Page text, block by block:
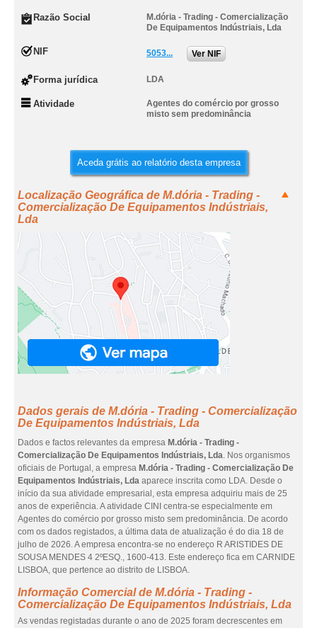
Razão Social
M.dória - Trading - Comercialização
De Equipamentos Indústriais, Lda
NIF 5053... Ver NIF
Forma jurídica LDA
Atividade
Agentes do comércio por grosso
misto sem predominância
Aceda grátis ao relatório desta empresa
Localização Geográfica de M.dória - Trading -
Comercialização De Equipamentos Indústriais,
Lda
Dados gerais de M.dória - Trading - Comercialização
De Equipamentos Indústriais, Lda
Dados e factos relevantes da empresa M.dória - Trading -
Comercialização De Equipamentos Indústriais, Lda. Nos organismos
oficiais de Portugal, a empresa M.dória - Trading - Comercialização De
Equipamentos Indústriais, Lda aparece inscrita como LDA. Desde o
início da sua atividade empresarial, esta empresa adquiriu mais de 25
anos de experiência. A atividade CINI centra-se especialmente em
Agentes do comércio por grosso misto sem predominância. De acordo
com os dados registados, a última data de atualização é do dia 18 de
julho de 2026. A empresa encontra-se no endereço R ARISTIDES DE
SOUSA MENDES 4 2ºESQ., 1600-413. Este endereço fica em CARNIDE
LISBOA, que pertence ao distrito de LISBOA.
Informação Comercial de M.dória - Trading -
Comercialização De Equipamentos Indústriais, Lda
As vendas registadas durante o ano de 2025 foram decrescentes em